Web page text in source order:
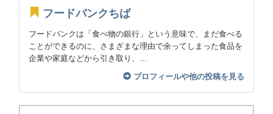
フードバンクちば
フードバンクは「食べ物の銀行」という意味で、まだ食べる
ことができるのに、さまざまな理由で余ってしまった食品を
企業や家庭などから引き取り、...
プロフィールや他の投稿を見る